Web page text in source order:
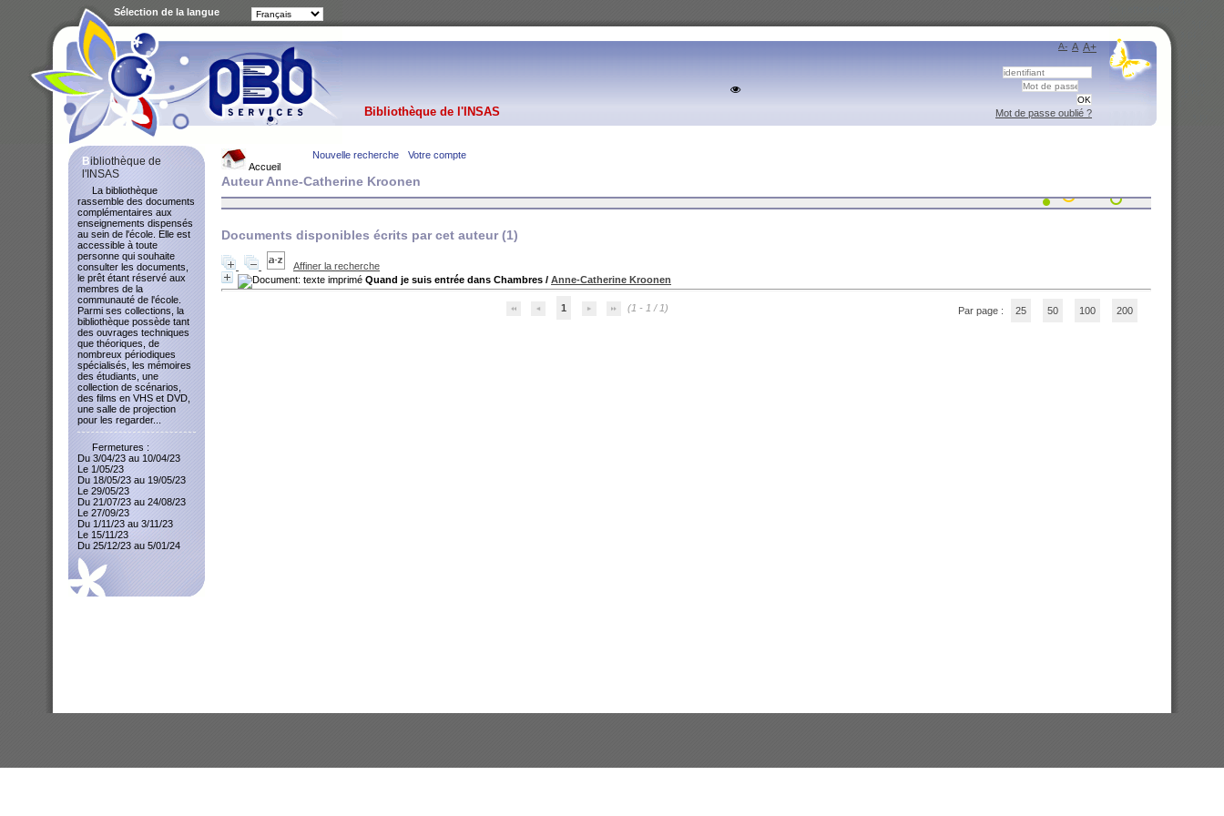
Accueil
Bibliothèque de l'INSAS
Nouvelle recherche Votre compte
Auteur Anne-Catherine Kroonen
Documents disponibles écrits par cet auteur (1)
Affiner la recherche
Quand je suis entrée dans Chambres / Anne-Catherine Kroonen
1 (1 - 1 / 1) Par page : 25 50 100 200
Bibliothèque de
l'INSAS
La bibliothèque
rassemble des documents
complémentaires aux
enseignements dispensés
au sein de l'école. Elle est
accessible à toute
personne qui souhaite
consulter les documents,
le prêt étant réservé aux
membres de la
communauté de l'école.
Parmi ses collections, la
bibliothèque possède tant
des ouvrages techniques
que théoriques, de
nombreux périodiques
spécialisés, les mémoires
des étudiants, une
collection de scénarios,
des films en VHS et DVD,
une salle de projection
pour les regarder...
Fermetures :
Du 3/04/23 au 10/04/23
Le 1/05/23
Du 18/05/23 au 19/05/23
Le 29/05/23
Du 21/07/23 au 24/08/23
Le 27/09/23
Du 1/11/23 au 3/11/23
Le 15/11/23
Du 25/12/23 au 5/01/24
A- A A+
Sélection de la langue
Mot de passe oublié ?